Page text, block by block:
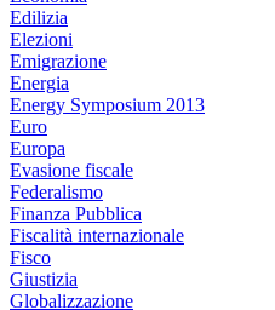
Edilizia
Elezioni
Emigrazione
Energia
Energy Symposium 2013
Euro
Europa
Evasione fiscale
Federalismo
Finanza Pubblica
Fiscalità internazionale
Fisco
Giustizia
Globalizzazione